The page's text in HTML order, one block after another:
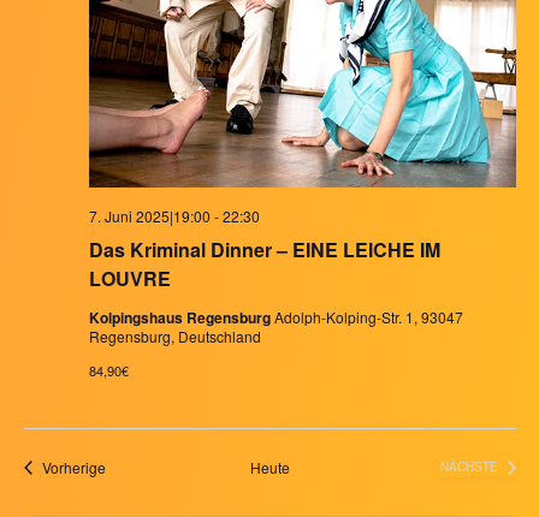
Das Kriminal Dinner – EINE LEICHE IM
LOUVRE
7. Juni 2025|19:00 -22:30
Kolpingshaus RegensburgAdolph-Kolping-Str. 1, 93047
Regensburg, Deutschland
84,90€
VorherigeVeranstaltungen Heute
NÄCHSTE